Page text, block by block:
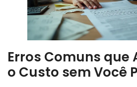
Erros Comuns
o Custo sem Você